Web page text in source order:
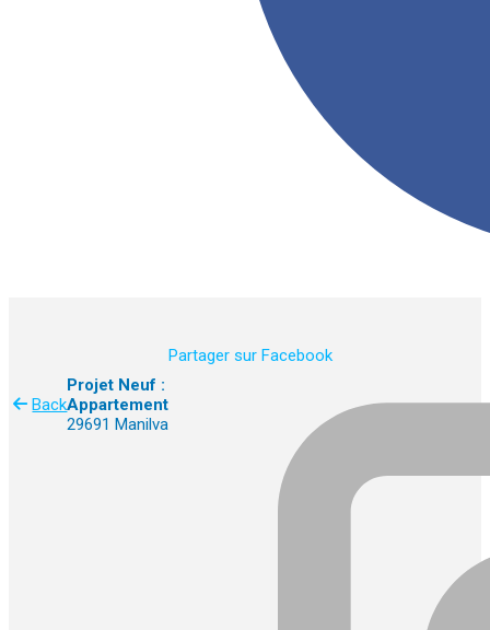
Back
Projet Neuf :
Appartement
29691 Manilva
Partager sur Facebook